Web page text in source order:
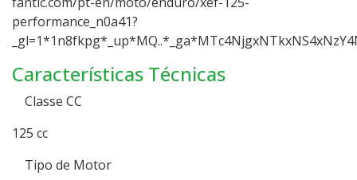
performance_n0a41?
Características Técnicas
Classe CC
125 cc
Tipo de Motor